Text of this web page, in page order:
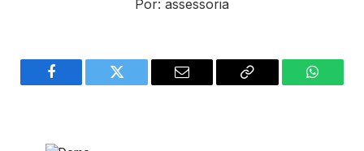
Por: assessoria
Facebook Twitter Email
Copy